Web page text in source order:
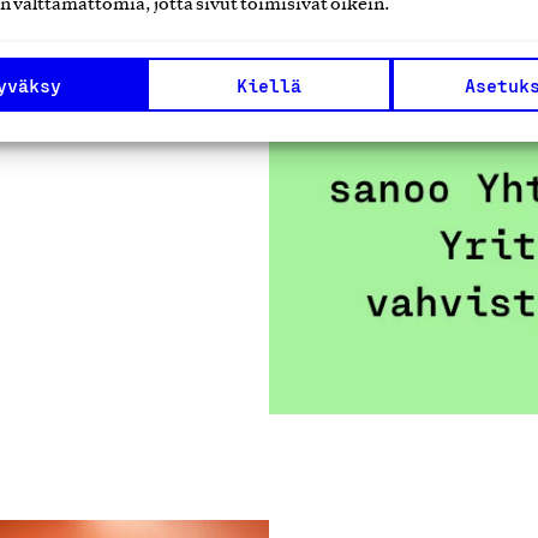
välttämättömiä, jotta sivut toimisivat oikein.
Kiellä